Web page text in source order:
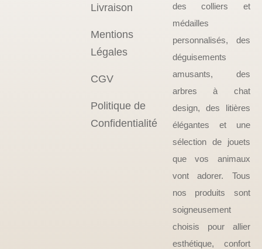
Livraison
Mentions
Légales
CGV
Politique de
Confidentialité
des colliers et
médailles
personnalisés, des
déguisements
amusants, des
arbres à chat
design, des litières
élégantes et une
sélection de jouets
que vos animaux
vont adorer. Tous
nos produits sont
soigneusement
choisis pour allier
esthétique, confort